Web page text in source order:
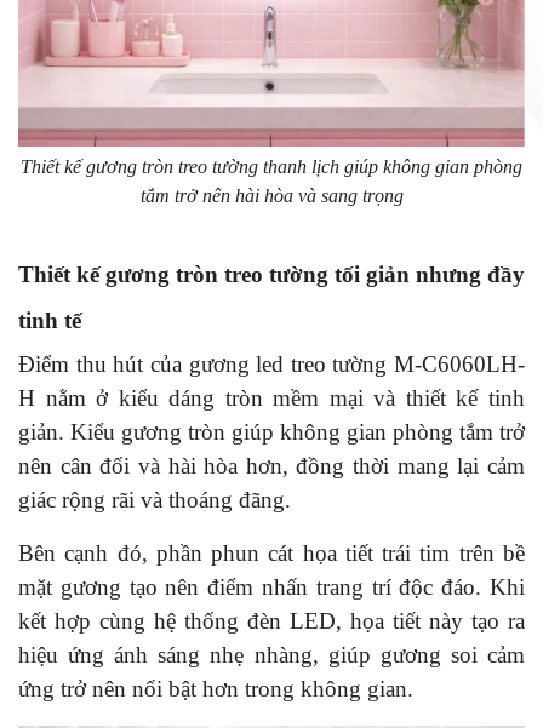
Thiết kế gương tròn treo tường thanh lịch giúp không gian phòng
tắm trở nên hài hòa và sang trọng
Thiết kế gương tròn treo tường tối giản nhưng đầy
tinh tế
Điểm thu hút của gương led treo tường M-C6060LH-
H nằm ở kiểu dáng tròn mềm mại và thiết kế tinh
giản. Kiểu gương tròn giúp không gian phòng tắm trở
nên cân đối và hài hòa hơn, đồng thời mang lại cảm
giác rộng rãi và thoáng đãng.
Bên cạnh đó, phần phun cát họa tiết trái tim trên bề
mặt gương tạo nên điểm nhấn trang trí độc đáo. Khi
kết hợp cùng hệ thống đèn LED, họa tiết này tạo ra
hiệu ứng ánh sáng nhẹ nhàng, giúp gương soi cảm
ứng trở nên nổi bật hơn trong không gian.